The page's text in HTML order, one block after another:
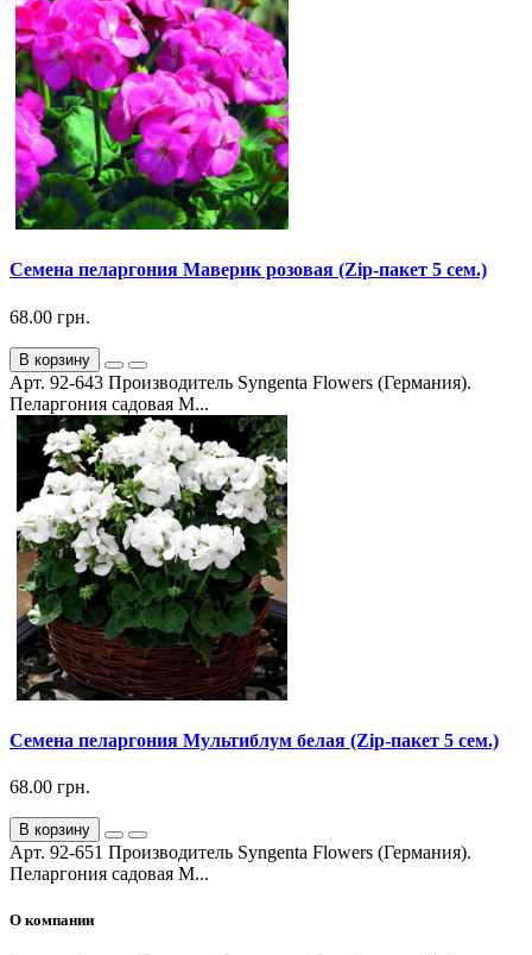
Семена пеларгония Маверик розовая (Zip-пакет 5 сем.)
68.00 грн.
В корзину
Арт. 92-643 Производитель Syngenta Flowers (Германия).
Пеларгония садовая М...
Семена пеларгония Мультиблум белая (Zip-пакет 5 сем.)
68.00 грн.
В корзину
Арт. 92-651 Производитель Syngenta Flowers (Германия).
Пеларгония садовая М...
О компании